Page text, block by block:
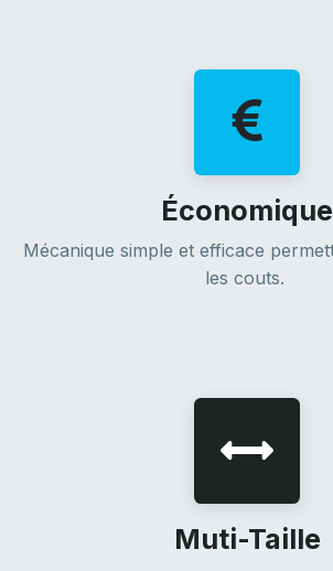
Économique
Mécanique simple et efficace
les couts.
Muti-Taille